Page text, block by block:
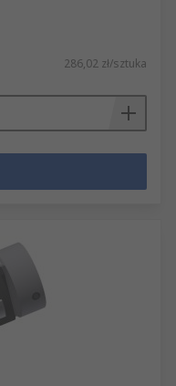
286,02 zł/sztuka